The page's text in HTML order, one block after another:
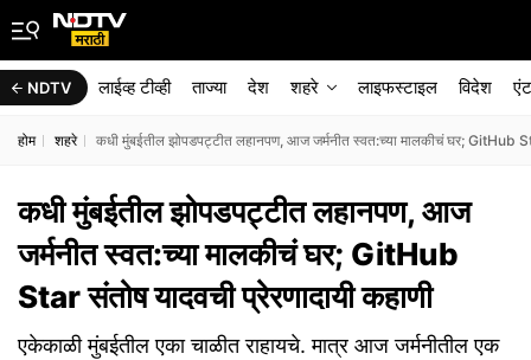
NDTV लाईव्ह टीव्ही ताज्या देश शहरे लाइफस्टाइल विदेश
होम शहरे कधी मुंबईतील झोपडपट्टीत लहानपण, आज जर्मनीत स्वत:च्या मालकीचं घर; GitHub
कधी मुंबईतील झोपडपट्टीत लहानपण, आज
जर्मनीत स्वत:च्या मालकीचं घर; GitHub
Star संतोष यादवची प्रेरणादायी कहाणी
एकेकाळी मुंबईतील एका चाळीत राहायचे. मात्र आज जर्मनीतील एक